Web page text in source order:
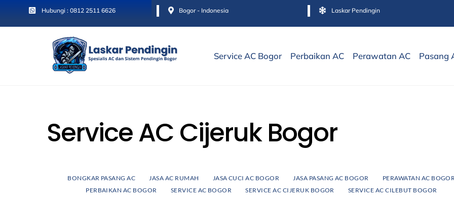
content
Hubungi : 0812 2511 6626 Bogor - Indonesia Laskar Pendingin
Service AC Bogor Perbaikan AC Perawatan AC Pasang
Service AC Cijeruk Bogor
BONGKAR PASANG AC JASA AC RUMAH JASA CUCI AC BOGOR JASA PASANG AC BOGOR
PERAWATAN AC
PERBAIKAN AC BOGOR
SERVICE AC BOGOR SERVICE AC CIJERUK BOGOR SERVICE AC CILEBUT BOGOR